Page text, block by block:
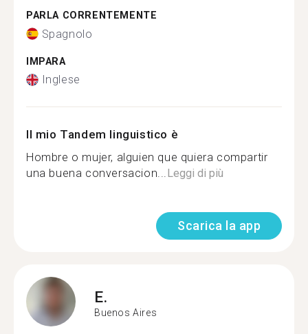
PARLA CORRENTEMENTE
Spagnolo
IMPARA
Inglese
Il mio Tandem linguistico è
Hombre o mujer, alguien que quiera compartir
una buena conversacion...Leggi di più
Scarica la app
E.
Buenos Aires